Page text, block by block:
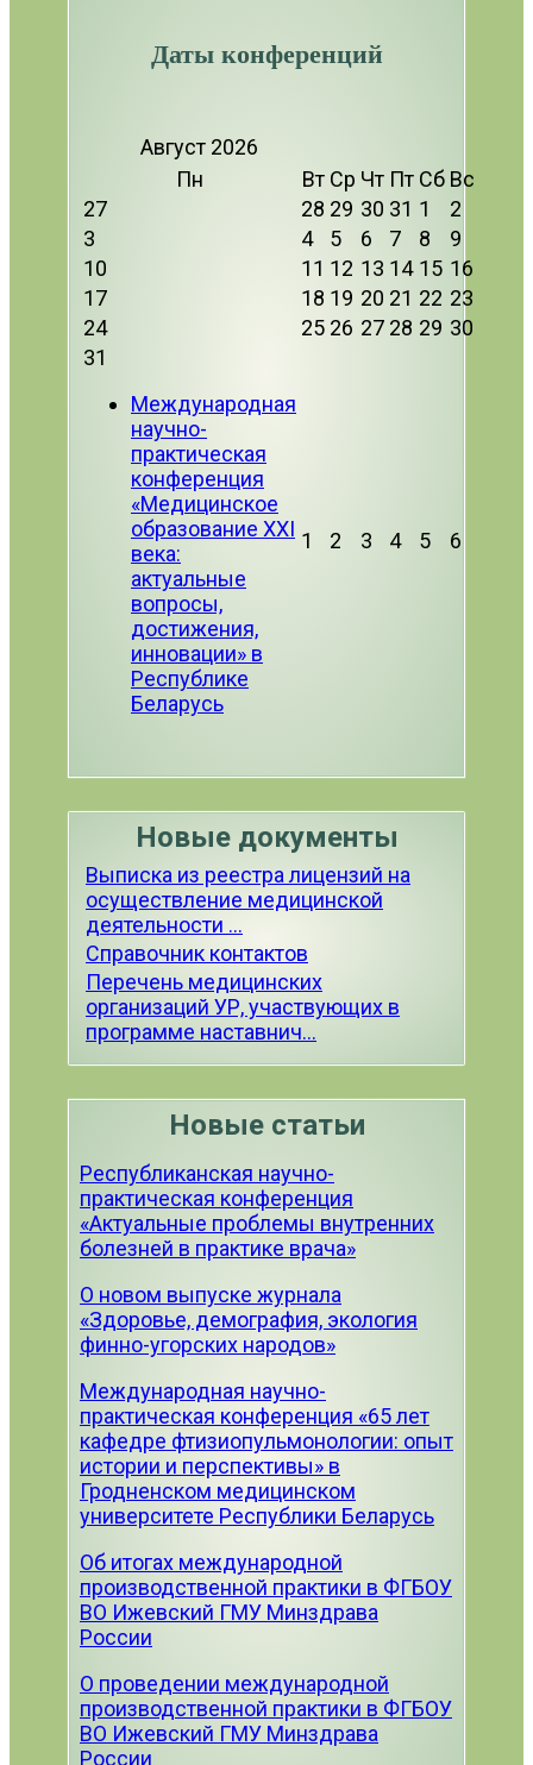
Даты конференций
Август 2026
Пн
Вт Ср Чт Пт Сб Вс
27
28 29 30 31 1
2
3
4 5 6 7 8
9
10
11 12 13 14 15 16
17
18 19 20 21 22 23
24
25 26 27 28 29 30
31
Международная
научно-
практическая
конференция
«Медицинское
образование XXI
века:
актуальные
вопросы,
достижения,
инновации» в
Республике
Беларусь
1 2 3 4 5 6
Новые документы
Выписка из реестра лицензий на
осуществление медицинской
деятельности ...
Справочник контактов
Перечень медицинских
организаций УР, участвующих в
программе наставнич...
Новые статьи
Республиканская научно-
практическая конференция
«Актуальные проблемы внутренних
болезней в практике врача»
О новом выпуске журнала
«Здоровье, демография, экология
финно-угорских народов»
Международная научно-
практическая конференция «65 лет
кафедре фтизиопульмонологии: опыт
истории и перспективы» в
Гродненском медицинском
университете Республики Беларусь
Об итогах международной
производственной практики в ФГБОУ
ВО Ижевский ГМУ Минздрава
России
О проведении международной
производственной практики в ФГБОУ
ВО Ижевский ГМУ Минздрава
России